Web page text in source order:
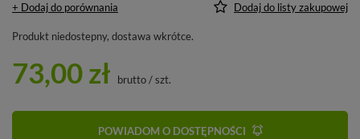
+ Dodaj do porównania Dodaj do listy zakupowej
Produkt niedostepny, dostawa wkrótce
73,00 zł brutto/szt.
POWIADOM O DOSTĘPNOŚCI